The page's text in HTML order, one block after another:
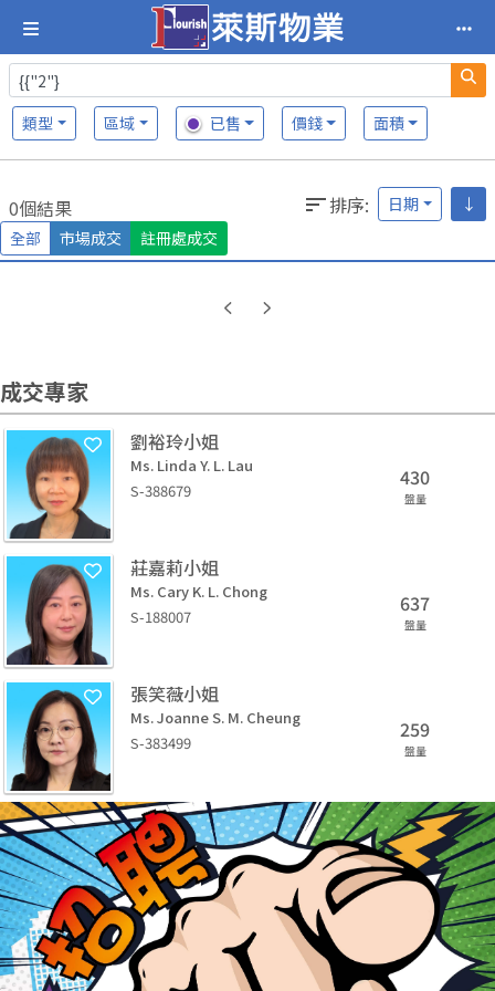
類型 區域 已售 價錢 面積
0個結果 排序: 日期
↓
全部
市場成交 註冊處成交
成交專家
劉裕玲小姐
Ms. Linda Y. L. Lau
S-388679
430
盤量
莊嘉莉小姐
Ms. Cary K. L. Chong
S-188007
637
盤量
張笑薇小姐
Ms. Joanne S. M. Cheung
S-383499
259
盤量